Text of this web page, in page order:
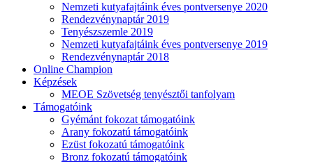
Nemzeti kutyafajtáink éves pontversenye 2020
Rendezvénynaptár 2019
Tenyészszemle 2019
Nemzeti kutyafajtáink éves pontversenye 2019
Rendezvénynaptár 2018
Online Champion
Képzések
MEOE Szövetség tenyésztői tanfolyam
Támogatóink
Gyémánt fokozat támogatóink
Arany fokozatú támogatóink
Ezüst fokozatú támogatóink
Bronz fokozatú támogatóink